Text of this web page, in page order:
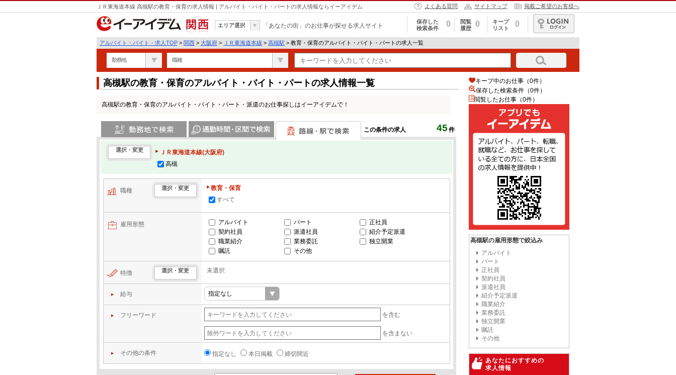
ＪＲ東海道本線 高槻駅の教育・保育の求人情報 | アルバイト・バイト・パートの求人情報ならイーアイデム よくある質問 サイトマップ 掲載ご希望のお客様へ
関西
エリア選択 「あなたの街」のお仕事が探せる求人サイト
保存した
検索条件
0
閲覧
履歴
0
キープ
リスト
0
ログイン
アルバイト・バイト・求人TOP > 関西 > 大阪府 > ＪＲ東海道本線 > 高槻駅 > 教育・保育のアルバイト・バイト・パートの求人一覧
勤務地 職種
高槻駅の教育・保育のアルバイト・バイト・パートの求人情報一覧
高槻駅の教育・保育のアルバイト・バイト・パート・派遣のお仕事探しはイーアイデムで！
この条件の求人 45 件
選択・変更
ＪＲ東海道本線(大阪府)
高槻
職種 選択・変更
教育・保育
すべて
雇用形態 アルバイト パート
正社員
契約社員
派遣社員
紹介予定派遣
職業紹介
業務委託
独立開業
嘱託
その他
特徴 選択・変更 未選択
給与
フリーワード を含む
を含まない
その他の条件 指定なし 本日掲載 締切間近
キープ中のお仕事（0件）
保存した検索条件（0件）
閲覧したお仕事（0件）
高槻駅の雇用形態で絞込み
アルバイト
パート
正社員
契約社員
派遣社員
紹介予定派遣
職業紹介
業務委託
独立開業
嘱託
その他
あなたにおすすめの
求人情報